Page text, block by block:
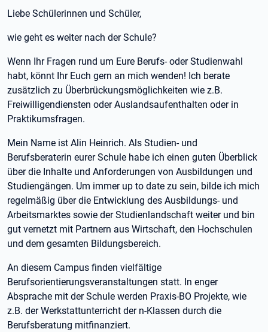
Liebe Schülerinnen und Schüler,
wie geht es weiter nach der Schule?
Wenn Ihr Fragen rund um Eure Berufs- oder Studienwahl
habt, könnt Ihr Euch gern an mich wenden! Ich berate
zusätzlich zu Überbrückungsmöglichkeiten wie z.B.
Freiwilligendiensten oder Auslandsaufenthalten oder in
Praktikumsfragen.
Mein Name ist Alin Heinrich. Als Studien- und
Berufsberaterin eurer Schule habe ich einen guten Überblick
über die Inhalte und Anforderungen von Ausbildungen und
Studiengängen. Um immer up to date zu sein, bilde ich mich
regelmäßig über die Entwicklung des Ausbildungs- und
Arbeitsmarktes sowie der Studienlandschaft weiter und bin
gut vernetzt mit Partnern aus Wirtschaft, den Hochschulen
und dem gesamten Bildungsbereich.
An diesem Campus finden vielfältige
Berufsorientierungsveranstaltungen statt. In enger
Absprache mit der Schule werden Praxis-BO Projekte, wie
z.B. der Werkstattunterricht der n-Klassen durch die
Berufsberatung mitfinanziert.